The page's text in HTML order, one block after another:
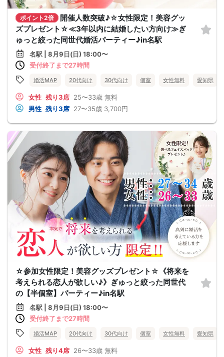
ポイント2倍
開催人数突破♪☆女性限定！美容グッ
ズプレゼント☆≪3年以内に結婚したい方向け≫ぎ
ゅっと絞った同世代婚活パーティー♪in名駅
名駅 | 8月9日(日) 18:00〜
受付終了まで27時間
婚活MAP 20代向け 30代向け 個室 女性無料 愛知県
女性 残り3席 25〜33歳 無料
男性 残り3席 27〜35歳 3,700円
☆参加女性限定！美容グッズプレゼント☆《将来を
考えられる恋人が欲しい♪》ぎゅっと絞った同世代
の【半個室】パーティー♪in名駅
名駅 | 8月9日(日) 18:00〜
受付終了まで27時間
婚活MAP 20代向け 30代向け 個室 女性無料 愛知県
女性 残り4席 26〜33歳 無料